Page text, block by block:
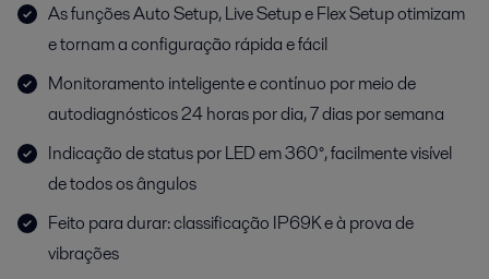
As funções Auto Setup, Live Setup e Flex Setup otimizam
e tornam a configuração rápida e fácil
Monitoramento inteligente e contínuo por meio de
autodiagnósticos 24 horas por dia, 7 dias por semana
Indicação de status por LED em 360°, facilmente visível
de todos os ângulos
Feito para durar: classificação IP69K e à prova de
vibrações